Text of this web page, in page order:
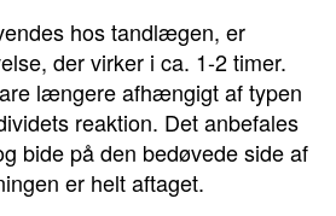
hos tandlægen, er
der virker i ca. 1-2 timer.
længere afhængigt af typen
reaktion. Det anbefales
bide på den bedøvede side af
er helt aftaget.